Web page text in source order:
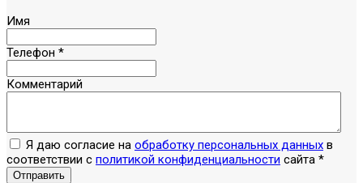
Имя
Телефон *
Комментарий
Я даю согласие на обработку персональных данных в
соответствии с политикой конфиденциальности сайта *
Отправить